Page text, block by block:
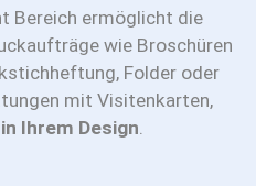
Bereich ermöglicht die
wie Broschüren
Folder oder
mit Visitenkarten,
in Ihrem Design